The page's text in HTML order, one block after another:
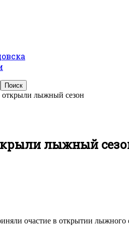
открыли лыжный сезон
лыжный
очастие в открытии лыжного